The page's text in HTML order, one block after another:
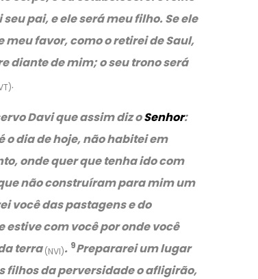
seu pai, e ele será meu filho. Se ele
favor, como o retirei de Saul,
diante de mim; o seu trono será
.
Davi que assim diz oSenhor:
o dia de hoje, não habitei em
onde quer que tenha ido com
não construíram para mim um
você das pastagens e do
estive com você por onde você
terra(NVI). 9Prepararei um lugar
filhos da perversidade o afligirão,